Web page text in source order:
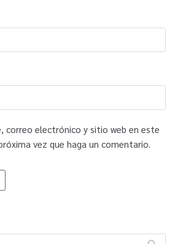
correo electrónico y sitio web en este
vez que haga un comentario.